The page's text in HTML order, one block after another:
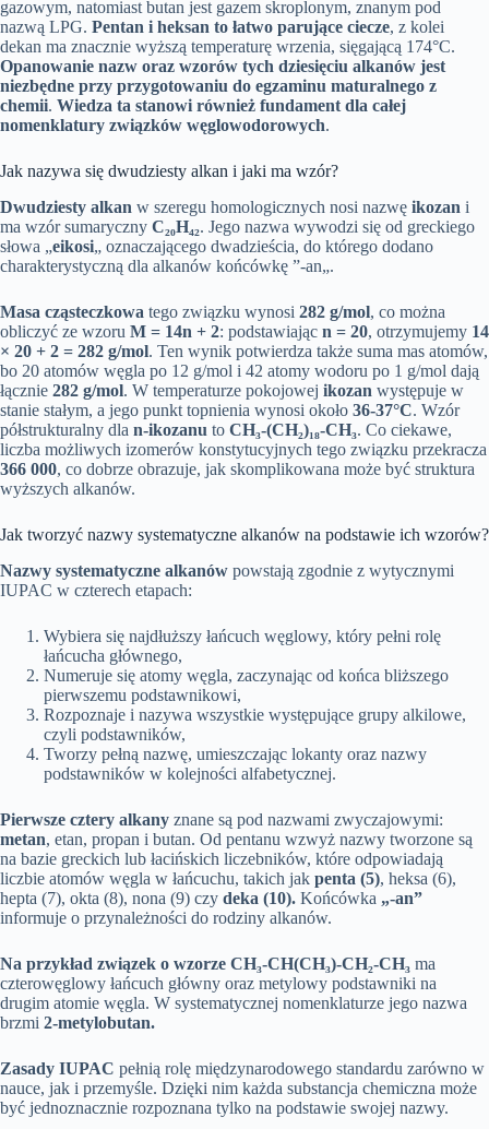
gazowym, natomiast butan jest gazem skroplonym, znanym pod
nazwą LPG. Pentan i heksan to łatwo parujące ciecze, z kolei
dekan ma znacznie wyższą temperaturę wrzenia, sięgającą 174°C.
Opanowanie nazw oraz wzorów tych dziesięciu alkanów jest
niezbędne przy przygotowaniu do egzaminu maturalnego z
chemii. Wiedza ta stanowi również fundament dla całej
nomenklatury związków węglowodorowych.
Jak nazywa się dwudziesty alkan i jaki ma wzór?
Dwudziesty alkan w szeregu homologicznych nosi nazwę ikozan i
ma wzór sumaryczny C₂₀H₄₂. Jego nazwa wywodzi się od greckiego
słowa „eikosi„ oznaczającego dwadzieścia, do którego dodano
charakterystyczną dla alkanów końcówkę ”-an„.
Masa cząsteczkowa tego związku wynosi 282 g/mol, co można
obliczyć ze wzoru M = 14n + 2: podstawiając n = 20, otrzymujemy 14
× 20 + 2 = 282 g/mol. Ten wynik potwierdza także suma mas atomów,
bo 20 atomów węgla po 12 g/mol i 42 atomy wodoru po 1 g/mol dają
łącznie 282 g/mol. W temperaturze pokojowej ikozan występuje w
stanie stałym, a jego punkt topnienia wynosi około 36-37°C. Wzór
półstrukturalny dla n-ikozanu to CH₃-(CH₂)₁₈-CH₃. Co ciekawe,
liczba możliwych izomerów konstytucyjnych tego związku przekracza
366 000, co dobrze obrazuje, jak skomplikowana może być struktura
wyższych alkanów.
Jak tworzyć nazwy systematyczne alkanów na podstawie ich wzorów?
Nazwy systematyczne alkanów powstają zgodnie z wytycznymi
IUPAC w czterech etapach:
Wybiera się najdłuższy łańcuch węglowy, który pełni rolę
łańcucha głównego,
Numeruje się atomy węgla, zaczynając od końca bliższego
pierwszemu podstawnikowi,
Rozpoznaje i nazywa wszystkie występujące grupy alkilowe,
czyli podstawników,
Tworzy pełną nazwę, umieszczając lokanty oraz nazwy
podstawników w kolejności alfabetycznej.
Pierwsze cztery alkany znane są pod nazwami zwyczajowymi:
metan, etan, propan i butan. Od pentanu wzwyż nazwy tworzone są
na bazie greckich lub łacińskich liczebników, które odpowiadają
liczbie atomów węgla w łańcuchu, takich jak penta (5), heksa (6),
hepta (7), okta (8), nona (9) czy deka (10). Końcówka „-an”
informuje o przynależności do rodziny alkanów.
Na przykład związek o wzorze CH₃-CH(CH₃)-CH₂-CH₃ ma
czterowęglowy łańcuch główny oraz metylowy podstawniki na
drugim atomie węgla. W systematycznej nomenklaturze jego nazwa
brzmi 2-metylobutan.
Zasady IUPAC pełnią rolę międzynarodowego standardu zarówno w
nauce, jak i przemyśle. Dzięki nim każda substancja chemiczna może
być jednoznacznie rozpoznana tylko na podstawie swojej nazwy.